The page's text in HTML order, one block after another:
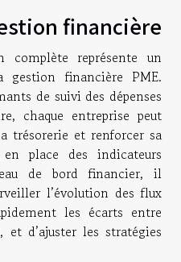
financière
complète représente un
financière PME.
de suivi des dépenses
chaque entreprise peut
trésorerie et renforcer sa
place des indicateurs
de bord financier, il
l’évolution des flux
les écarts entre
d’ajuster les stratégies